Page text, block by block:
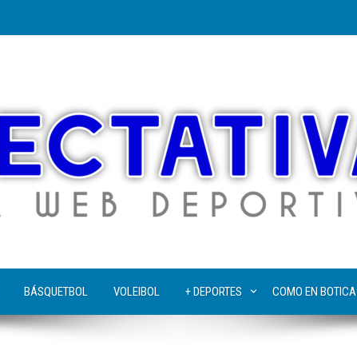
BÁSQUETBOL VOLEIBOL + DEPORTES COMO EN BOTICA